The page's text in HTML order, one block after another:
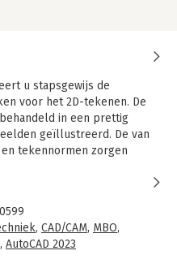
u stapsgewijs de
voor het 2D-tekenen. De
in een prettig
geïllustreerd. De van
tekennormen zorgen
vertrouwde
blokken behandeld.
theorie, geleide instructie en
, CAD/CAM, MBO,
, AutoCAD 2023